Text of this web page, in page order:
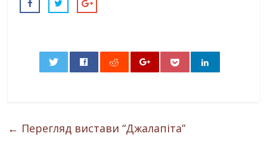
← Перегляд вистави “Джалапіта”